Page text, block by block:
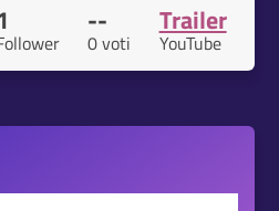
--
0 voti
Trailer
YouTube